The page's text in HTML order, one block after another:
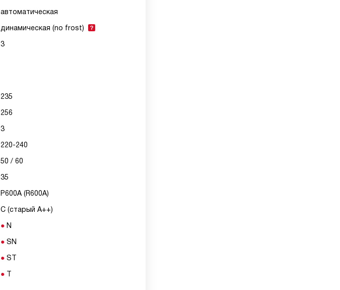
автоматическая
динамическая (no frost)
3
235
256
3
220-240
50 / 60
35
Р600А (R600A)
C (старый A++)
N
SN
ST
T